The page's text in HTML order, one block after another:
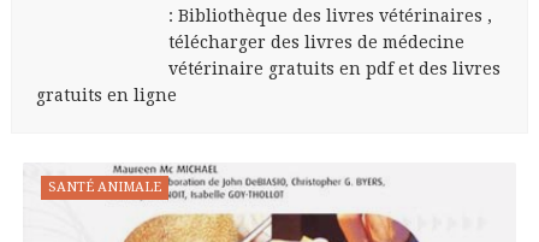
: Bibliothèque des livres vétérinaires ,
télécharger des livres de médecine
vétérinaire gratuits en pdf et des livres
gratuits en ligne
SANTÉ ANIMALE